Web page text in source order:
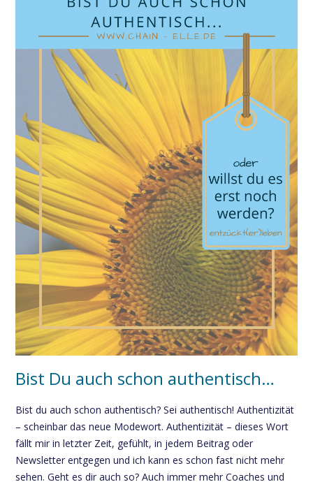
Bist Du auch schon authentisch…
Bist du auch schon authentisch? Sei authentisch! Authentizität
– scheinbar das neue Modewort. Authentizität – dieses Wort
fällt mir in letzter Zeit, gefühlt, in jedem Beitrag oder
Newsletter entgegen und ich kann es schon fast nicht mehr
sehen. Geht es dir auch so? Auch immer mehr Coaches und